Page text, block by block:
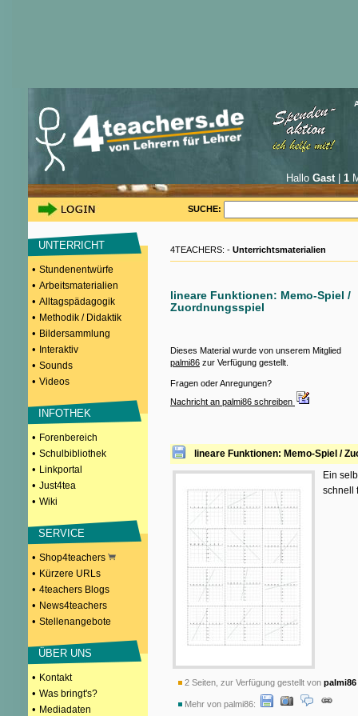
Hallo Gast| 1
SUCHE:
UNTERRICHT
• Stundenentwürfe
• Arbeitsmaterialien
• Alltagspädagogik
• Methodik / Didaktik
• Bildersammlung
• Interaktiv
• Sounds
• Videos
INFOTHEK
• Forenbereich
• Schulbibliothek
• Linkportal
• Just4tea
• Wiki
SERVICE
• Shop4teachers
• Kürzere URLs
• 4teachers Blogs
• News4teachers
• Stellenangebote
ÜBER UNS
• Kontakt
• Was bringt's?
• Mediadaten
4TEACHERS: - Unterrichtsmaterialien
lineare Funktionen: Memo-Spiel /
Zuordnungsspiel
Dieses Material wurde von unserem Mitglied
palmi86 zur Verfügung gestellt.
Fragen oder Anregungen?
Nachricht an palmi86 schreiben
lineare Funktionen: Memo-Spiel /
Ein
schnell
2 Seiten, zur Verfügung gestellt von palmi86
Mehr von palmi86: